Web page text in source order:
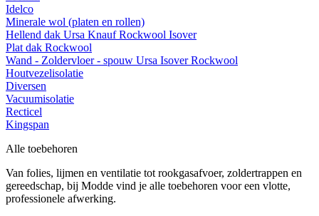
Idelco
Minerale wol (platen en rollen)
Hellend dak Ursa KnaufRockwool Isover
Plat dak Rockwool
Wand - Zoldervloer - spouw Ursa IsoverRockwool
Houtvezelisolatie
Diversen
Vacuumisolatie
Recticel
Kingspan
Alle toebehoren
Van folies, lijmen en ventilatie tot rookgasafvoer, zoldertrappen en
gereedschap, bij Modde vind je alle toebehoren voor een vlotte,
professionele afwerking.